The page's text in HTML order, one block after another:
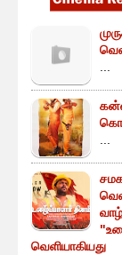
...
...
வெளியாகியது